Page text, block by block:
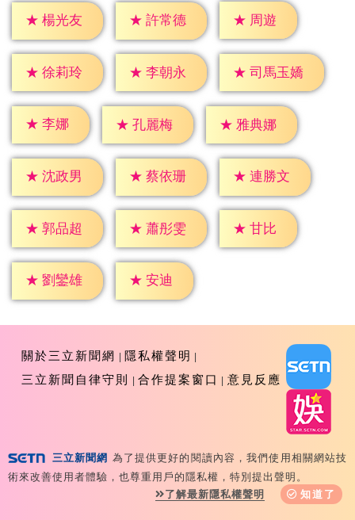
★ 楊光友 ★ 許常德 ★ 周遊
★ 徐莉玲 ★ 李朝永 ★ 司馬玉嬌
★ 李娜 ★ 孔麗梅 ★ 雅典娜
★ 沈政男 ★ 蔡依珊 ★ 連勝文
★ 郭品超 ★ 蕭彤雯 ★ 甘比
★ 劉鑾雄 ★ 安迪
關於三立新聞網
隱私權聲明
三立新聞自律守則
合作提案窗口 意見反應
Copyright ©2026 Sanlih E-Television All Rights
Reserved 版權所有 盜用必究 台北市內湖區舊宗路一段159
號 02-8792-8888
三立新聞網 為了提供更好的閱讀內容，我們使用相關網站技
術來改善使用者體驗，也尊重用戶的隱私權，特別提出聲明。
了解最新隱私權聲明
知道了